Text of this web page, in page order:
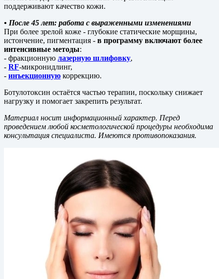
поддерживают качество кожи.
• После 45 лет: работа с выраженными изменениями
При более зрелой коже - глубокие статические морщины,
истончение, пигментация - в программу включают более
интенсивные методы:
- фракционную лазерную шлифовку,
- RF-микронидлинг,
- инъекционную коррекцию.
Ботулотоксин остаётся частью терапии, поскольку снижает
нагрузку и помогает закрепить результат.
Материал носит информационный характер. Перед
проведением любой косметологической процедуры необходима
консультация специалиста. Имеются противопоказания.